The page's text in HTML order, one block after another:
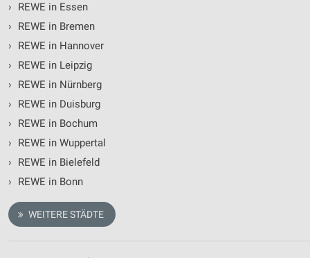
›
REWE in Essen
›
REWE in Bremen
›
REWE in Hannover
›
REWE in Leipzig
›
REWE in Nürnberg
›
REWE in Duisburg
›
REWE in Bochum
›
REWE in Wuppertal
›
REWE in Bielefeld
›
REWE in Bonn
WEITERE STÄDTE